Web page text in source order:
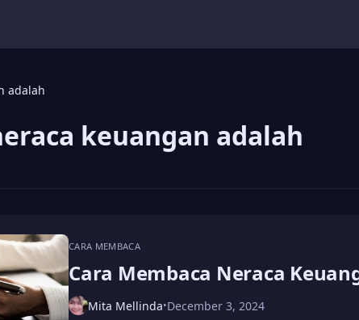
adalah
keuangan adalah
CARA MEMBACA
Cara Membaca Neraca
Mita Mellinda•December 3, 2024